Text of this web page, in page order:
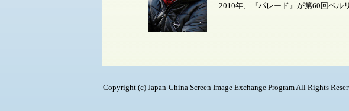
2010年、『パレード』が第60回ベル
Copyright (c) Japan-China Screen Image Exchange Program All Rights